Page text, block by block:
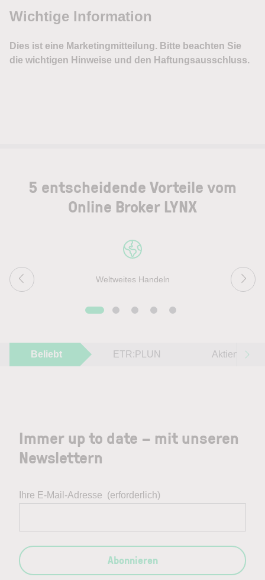
5 entscheidende Vorteile vom
Online Broker LYNX
Weltweites Handeln
Beliebt ETR:PLUN Aktien im
Immer up to date – mit unseren
Newslettern
Ihre E-Mail-Adresse (erforderlich)
Abonnieren